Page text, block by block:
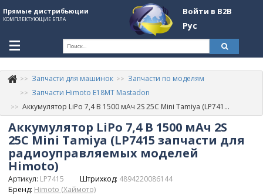
Прямые дистрибьюции
КОМПЛЕКТУЮЩИЕ БПЛА
Войти в B2B
Рус
+380507774092
Информация о компании
About Company
Обзоры
Категории
Запчасти для машинок
Запчасти по моделям
Запчасти Himoto E18MT Mastadon
Аккумулятор LiPo 7,4 В 1500 мАч 2S 25C Mini Tamiya (LP7415 запчасти для радиоуправляемых моделей Himoto)
Аккумулятор LiPo 7,4 В 1500 мАч 2S
25C Mini Tamiya (LP7415 запчасти для
радиоуправляемых моделей
Himoto)
Артикул: LP7415 Штрихкод: 4894220086144
Бренд: Himoto (Хаймото)